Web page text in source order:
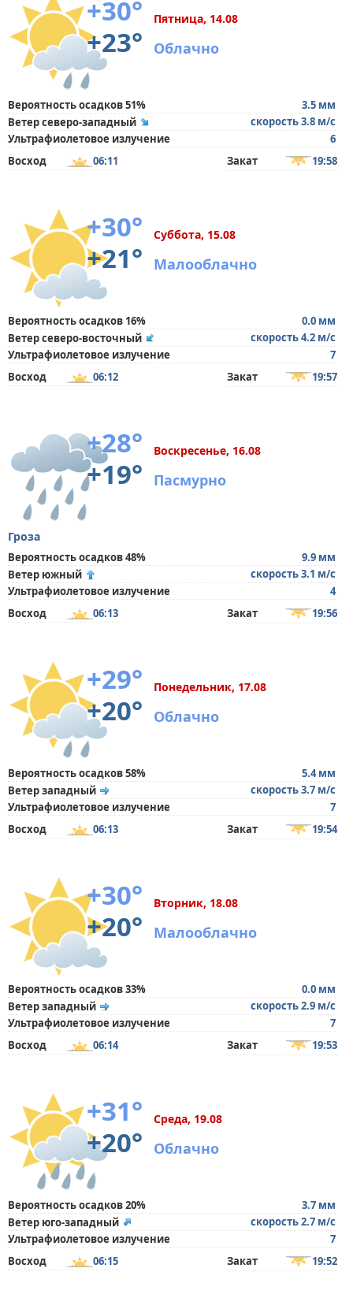
+30°
+23°
Пятница, 14.08
Облачно
Вероятность осадков 51%
3.5 мм
Ветер северо-западный
скорость 3.8 м/с
Ультрафиолетовое излучение
6
Восход
06:11 Закат 19:58
+30°
+21°
Суббота, 15.08
Малооблачно
Вероятность осадков 16%
0.0 мм
Ветер северо-восточный
скорость 4.2 м/с
Ультрафиолетовое излучение
7
Восход
06:12 Закат 19:57
+28°
+19°
Воскресенье, 16.08
Пасмурно
Гроза
Вероятность осадков 48%
9.9 мм
Ветер южный
скорость 3.1 м/с
Ультрафиолетовое излучение
4
Восход
06:13 Закат 19:56
+29°
+20°
Понедельник, 17.08
Облачно
Вероятность осадков 58%
5.4 мм
Ветер западный
скорость 3.7 м/с
Ультрафиолетовое излучение
7
Восход
06:13 Закат 19:54
+30°
+20°
Вторник, 18.08
Малооблачно
Вероятность осадков 33%
0.0 мм
Ветер западный
скорость 2.9 м/с
Ультрафиолетовое излучение
7
Восход
06:14 Закат 19:53
+31°
+20°
Среда, 19.08
Облачно
Вероятность осадков 20%
3.7 мм
Ветер юго-западный
скорость 2.7 м/с
Ультрафиолетовое излучение
7
Восход
06:15 Закат 19:52